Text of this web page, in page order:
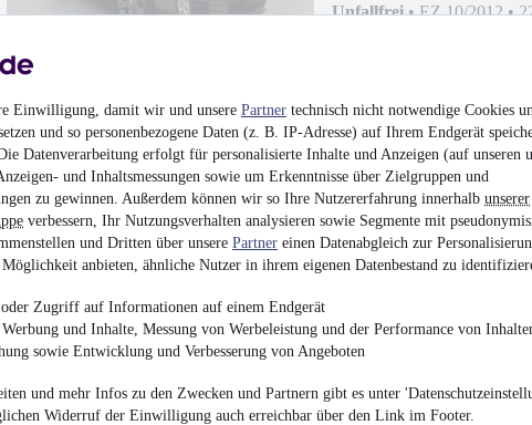
Einwilligung, damit wir und unsere Partner technisch nicht notwendige Cookies
und so personenbezogene Daten (z. B. IP-Adresse) auf Ihrem Endgerät
Datenverarbeitung erfolgt für personalisierte Inhalte und Anzeigen (auf unseren
und Inhaltsmessungen sowie um Erkenntnisse über Zielgruppen und
zu gewinnen. Außerdem können wir so Ihre Nutzererfahrung innerhalb unserer
verbessern, Ihr Nutzungsverhalten analysieren sowie Segmente mit
und Dritten über unsere Partner einen Datenabgleich zur
anbieten, ähnliche Nutzer in ihrem eigenen Datenbestand zu
Zugriff auf Informationen auf einem Endgerät
und Inhalte, Messung von Werbeleistung und der Performance von
sowie Entwicklung und Verbesserung von Angeboten
und mehr Infos zu den Zwecken und Partnern gibt es unter
Widerruf der Einwilligung auch erreichbar über den Link im Footer.
Unfallfrei•EZ 10/2012•
Lancia Ypsilon Platinum
4.190 €
Finanzierung ab 28 € mtl.
Unfallfrei•EZ 07/2012•
NEULancia Ypsilon